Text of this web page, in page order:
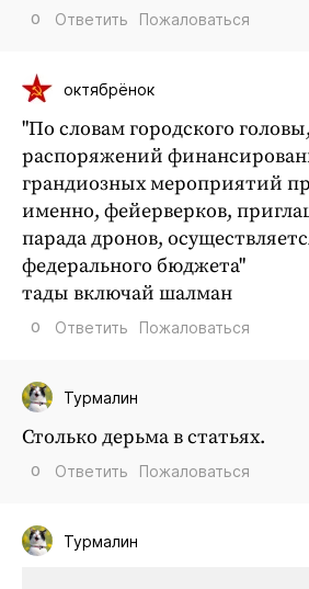
0 Ответить Пожаловаться
октябрёнок
"По словам городского
распоряжений
грандиозных мероприятий
именно, фейерверков,
парада дронов,
федерального бюджета"
тады включай шалман
0 Ответить Пожаловаться
Турмалин
Столько дерьма в статьях.
0 Ответить Пожаловаться
Турмалин